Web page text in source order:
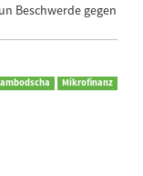
Beschwerde gegen
Mikrofinanz